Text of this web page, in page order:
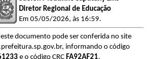
Diretor Regional de Educação
Em 05/05/2026, às 16:59.
documento pode ser conferida no site
informando o código
e o código CRC FA92AF21.